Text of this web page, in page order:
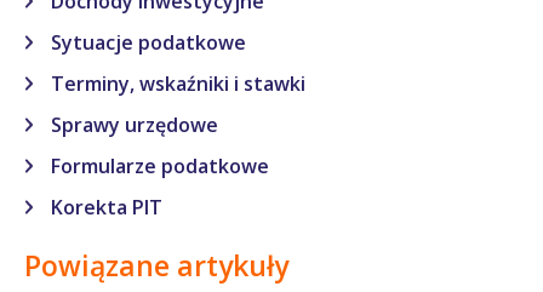
Sytuacje podatkowe
Terminy, wskaźniki i stawki
Sprawy urzędowe
Formularze podatkowe
Korekta PIT
Powiązane artykuły